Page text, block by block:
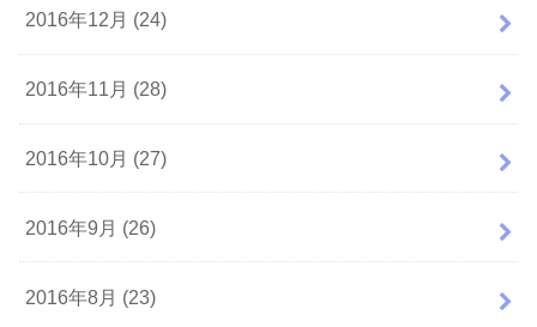
2016年12月 (24)
2016年11月 (28)
2016年10月 (27)
2016年9月 (26)
2016年8月 (23)